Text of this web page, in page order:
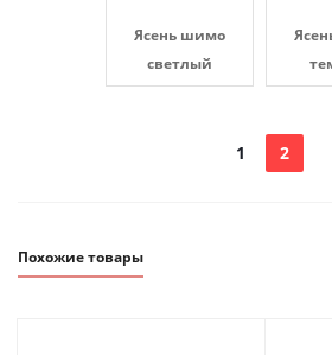
Ясень шимо
светлый
1 2
Похожие товары